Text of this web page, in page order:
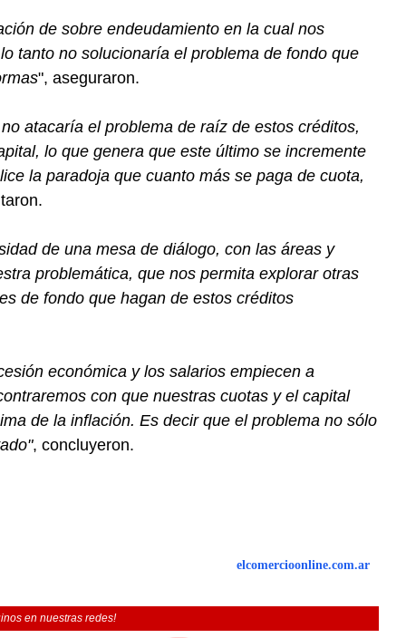
de sobre endeudamiento en la cual nos
tanto no solucionaría el problema de fondo que
", aseguraron.
atacaría el problema de raíz de estos créditos,
lo que genera que este último se incremente
la paradoja que cuanto más se paga de cuota,
de una mesa de diálogo, con las áreas y
problemática, que nos permita explorar otras
de fondo que hagan de estos créditos
económica y los salarios empiecen a
con que nuestras cuotas y el capital
de la inflación. Es decir que el problema no sólo
, concluyeron.
elcomercioonline.com.ar
en nuestras redes!